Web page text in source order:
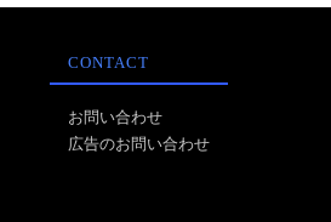
CONTACT
お問い合わせ
広告のお問い合わせ